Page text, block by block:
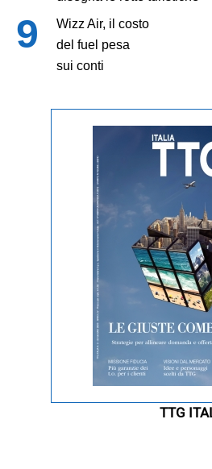
Wizz Air, il costo
del fuel pesa
sui conti
TTG